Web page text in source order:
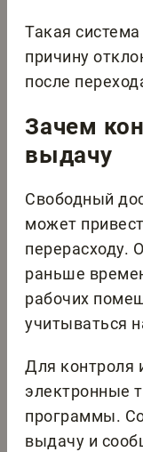
Такая
причину
после
Зачем
выдачу
Свободный
может
перерасходу.
раньше
рабочих
учитываться
Для контроля
электронные
программы.
выдачу и